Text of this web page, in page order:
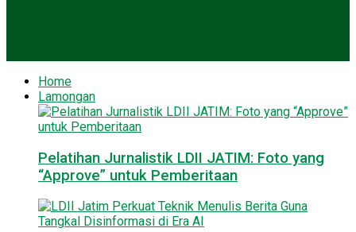
Home
Lamongan
Pelatihan Jurnalistik LDII JATIM: Foto yang
“Approve” untuk Pemberitaan